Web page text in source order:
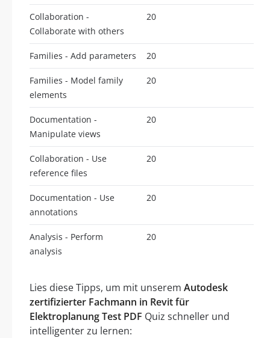
Collaboration -
Collaborate with others
20
Families - Add parameters 20
Families - Model family
elements
20
Documentation -
Manipulate views
20
Collaboration - Use
reference files
20
Documentation - Use
annotations
20
Analysis - Perform
analysis
20
Lies diese Tipps, um mit unserem Autodesk
zertifizierter Fachmann in Revit für
Elektroplanung Test PDF Quiz schneller und
intelligenter zu lernen: